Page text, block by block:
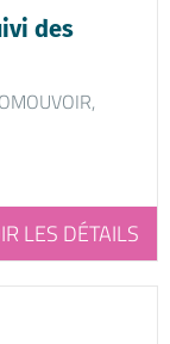
des
LES DÉTAILS